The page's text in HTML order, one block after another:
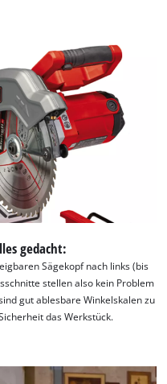
gedacht:
Sägekopf nach links (bis
stellen also kein Problem
gut ablesbare Winkelskalen zu
das Werkstück.